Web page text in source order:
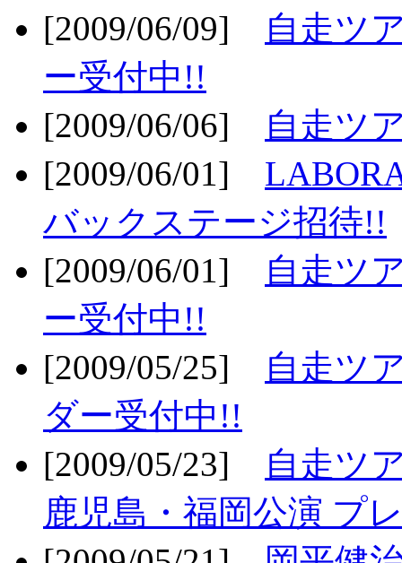
[2009/06/09]
自走ツ
ー受付中!!
[2009/06/06]
自走ツ
[2009/06/01]
バックステージ招待!!
[2009/06/01]
自走ツ
ー受付中!!
[2009/05/25]
自走ツ
ダー受付中!!
[2009/05/23]
自走ツ
鹿児島・福岡公演 プ